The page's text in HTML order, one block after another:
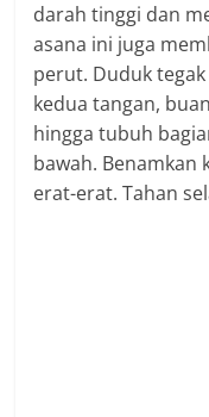
darah tinggi dan
asana ini juga
perut. Duduk
kedua tangan,
hingga tubuh
bawah. Benamkan
erat-erat. Tahan